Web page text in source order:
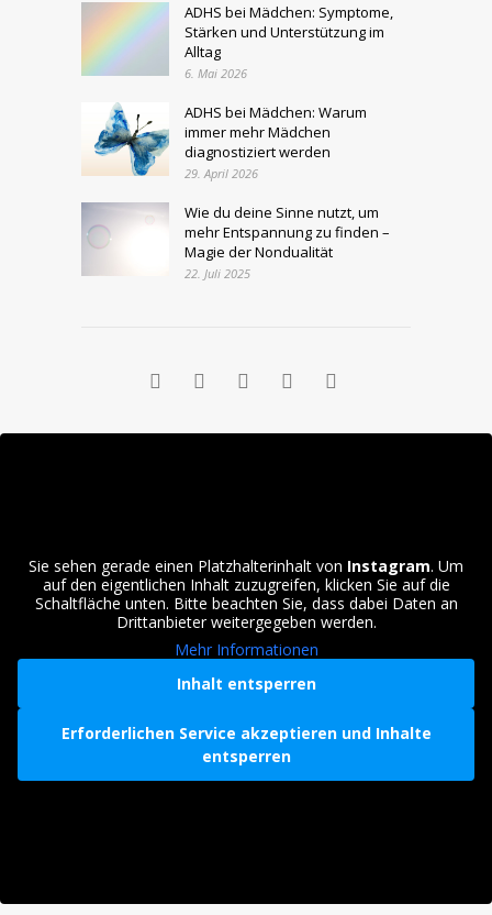
ADHS bei Mädchen: Symptome,
Stärken und Unterstützung im
Alltag
6. Mai 2026
ADHS bei Mädchen: Warum
immer mehr Mädchen
diagnostiziert werden
29. April 2026
Wie du deine Sinne nutzt, um
mehr Entspannung zu finden –
Magie der Nondualität
22. Juli 2025
Sie sehen gerade einen Platzhalterinhalt von Instagram. Um
auf den eigentlichen Inhalt zuzugreifen, klicken Sie auf die
Schaltfläche unten. Bitte beachten Sie, dass dabei Daten an
Drittanbieter weitergegeben werden.
Mehr Informationen
Inhalt entsperren
Erforderlichen Service akzeptieren und Inhalte
entsperren